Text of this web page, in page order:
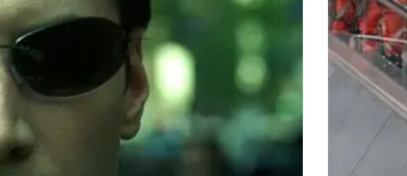
STOPWATT
1 Simple Trick To Cut Your
Bill By 90%